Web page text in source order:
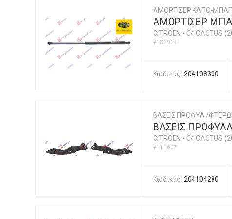
ΑΜΟΡΤΙΣΕΡ ΚΑΠΟ-
ΑΜΟΡΤΙΣΕΡ
CITROEN - C4 CACTUS
#182938
Κωδικός: 204108300
ΒΑΣΕΙΣ ΠΡΟΦΥΛ./
ΒΑΣΕΙΣ
CITROEN - C4 CACTUS
#111607
Κωδικός: 204104280